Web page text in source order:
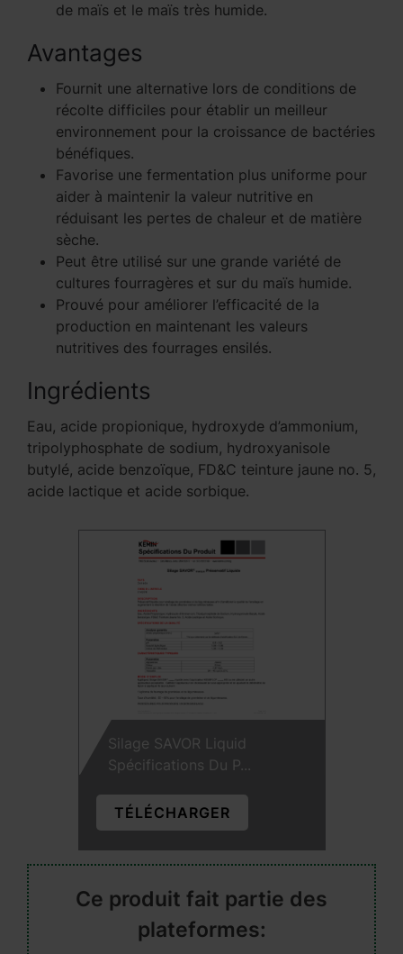
de maïs et le maïs très humide.
Avantages
Fournit une alternative lors de conditions de
récolte difficiles pour établir un meilleur
environnement pour la croissance de bactéries
bénéfiques.
Favorise une fermentation plus uniforme pour
aider à maintenir la valeur nutritive en
réduisant les pertes de chaleur et de matière
sèche.
Peut être utilisé sur une grande variété de
cultures fourragères et sur du maïs humide.
Prouvé pour améliorer l’efficacité de la
production en maintenant les valeurs
nutritives des fourrages ensilés.
Ingrédients
Eau, acide propionique, hydroxyde d’ammonium,
tripolyphosphate de sodium, hydroxyanisole
butylé, acide benzoïque, FD&C teinture jaune no. 5,
acide lactique et acide sorbique.
Silage SAVOR Liquid
Spécifications Du P...
TÉLÉCHARGER
Ce produit fait partie des
plateformes: